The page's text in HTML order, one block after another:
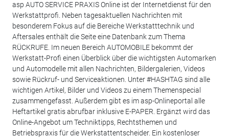
asp AUTO SERVICE PRAXIS Online ist der Internetdienst für den
Werkstattprofi. Neben tagesaktuellen Nachrichten mit
besonderem Fokus auf die Bereiche Werkstatttechnik und
Aftersales enthält die Seite eine Datenbank zum Thema
RÜCKRUFE. Im neuen Bereich AUTOMOBILE bekommt der
Werkstatt-Profi einen Überblick über die wichtigsten Automarken
und Automodelle mit allen Nachrichten, Bildergalerien, Videos
sowie Rückruf- und Serviceaktionen. Unter #HASHTAG sind alle
wichtigen Artikel, Bilder und Videos zu einem Themenspecial
zusammengefasst. Außerdem gibt es im asp-Onlineportal alle
Heftartikel gratis abrufbar inklusive E-PAPER. Ergänzt wird das
Online-Angebot um Techniktipps, Rechtsthemen und
Betriebspraxis für die Werkstattentscheider. Ein kostenloser